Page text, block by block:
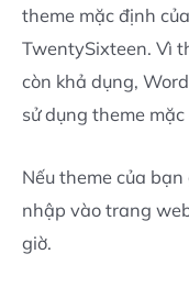
theme mặc định
TwentySixteen. Vì
còn khả dụng,
sử dụng theme
Nếu theme của
nhập vào trang
giờ.